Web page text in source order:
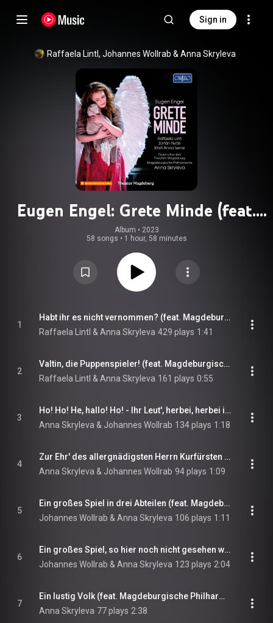
Sign in
Raffaela Lintl, Johannes Wollrab & Anna Skryleva
Eugen Engel: Grete Minde (feat.
Marko Pantelić, Kristi Anna Isene,
Jan Arik Redmer & Jadwiga
Postrożna)
Album • 2023
58 songs • 1 hour, 58 minutes
1
Habt ihr es nicht vernommen? (feat. Magdeburgische Philharmonie)
Raffaela Lintl & Anna Skryleva 429 plays 1:41
2
Valtin, die Puppenspieler! (feat. Magdeburgische Philharmonie, Jadwiga Postrożna, Zoltan Nyari & Opernchor des Theaters Magdeburg)
Raffaela Lintl & Anna Skryleva 161 plays 0:55
3
Ho! Ho! He, hallo! Ho! - Ihr Leut', herbei, herbei ihr Leut'! (feat. Magdeburgische Philharmonie, Opernchor des Theaters Magdeburg, Benjamin Lee & Na’ama Shulman)
Anna Skryleva & Johannes Wollrab 134 plays 1:18
4
Zur Ehr' des allergnädigsten Herrn Kurfürsten von Brandenburg (feat. Magdeburgische Philharmonie)
Anna Skryleva & Johannes Wollrab 94 plays 1:09
5
Ein großes Spiel in drei Abteilen (feat. Magdeburgische Philharmonie & Opernchor des Theaters Magdeburg)
Johannes Wollrab & Anna Skryleva 106 plays 1:11
6
Ein großes Spiel, so hier noch nicht gesehen worden (feat. Magdeburgische Philharmonie & Opernchor des Theaters Magdeburg)
Johannes Wollrab & Anna Skryleva 123 plays 2:04
7
Ein lustig Volk (feat. Magdeburgische Philharmonie, Jadwiga Postrożna & Kristi Anna Isene)
Anna Skryleva 77 plays 2:38